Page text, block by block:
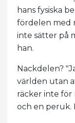
hans fysiska
fördelen med
inte sätter på
han.
Nackdelen?
världen utan
räcker inte för
och en peruk.